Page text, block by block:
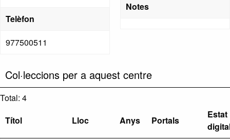
Telèfon
977500511
Notes
Col·leccions per a aquest centre
Total: 4
Títol
Lloc Anys Portals
Estat